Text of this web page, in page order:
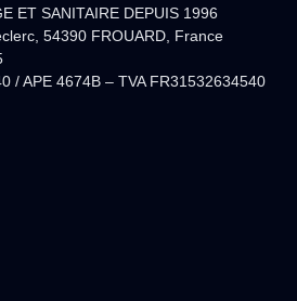
ET SANITAIRE DEPUIS 1996
54390 FROUARD, France
/ APE 4674B – TVA FR31532634540